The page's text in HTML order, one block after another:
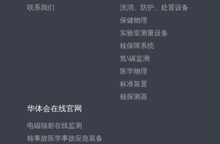
联系我们
洗消、防护、处置设备
保健物理
实验室测量设备
核保障系统
氚\碳监测
医学物理
标准装置
核探测器
华体会在线官网
电磁辐射在线监测
核事故医学事故应急装备